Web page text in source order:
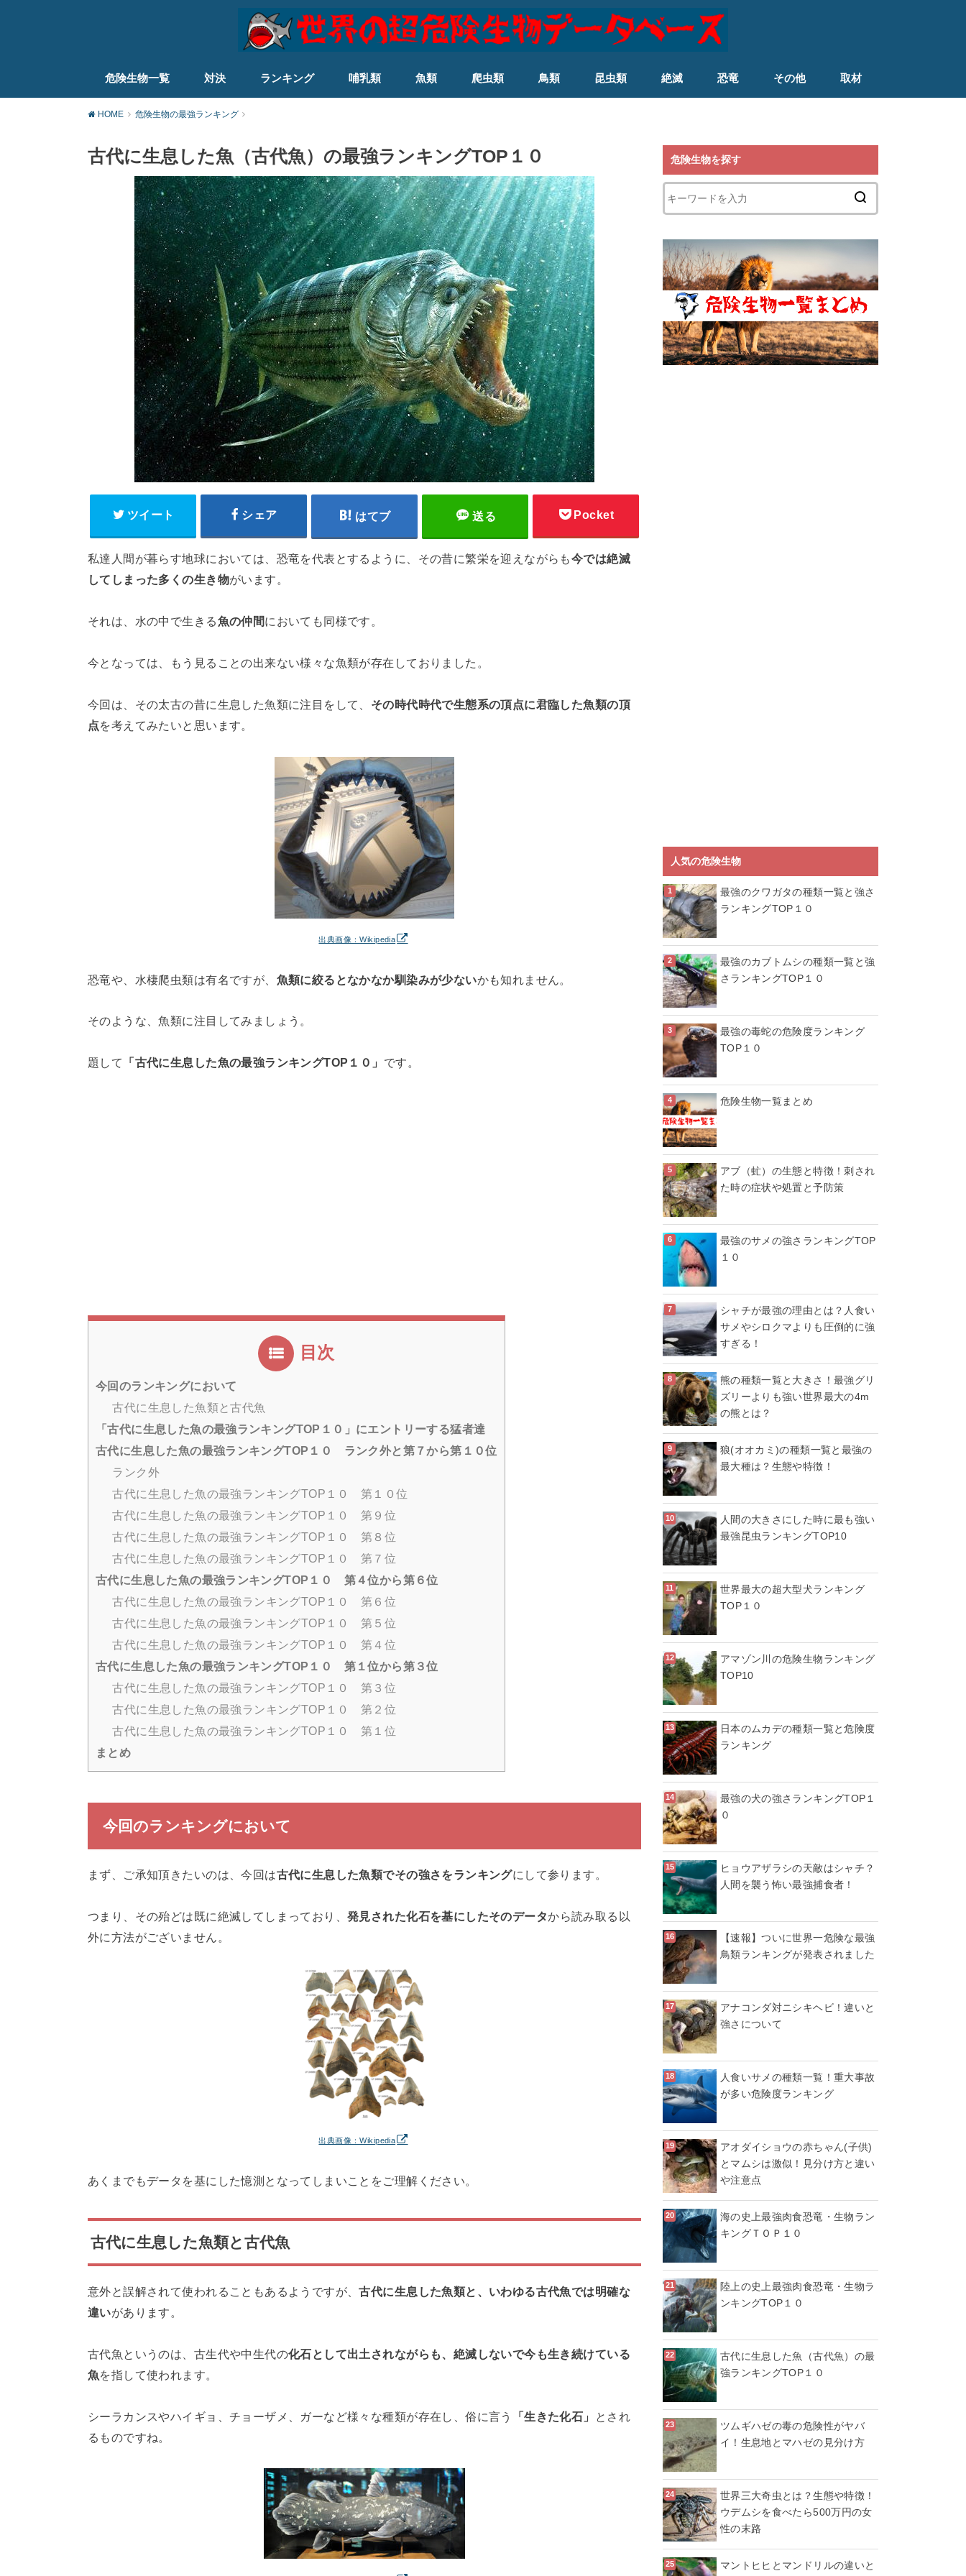
危険生物一覧 対決 ランキング 哺乳類 魚類 爬虫類 鳥類 昆虫類 絶滅 恐竜 その他 取材
HOME 危険生物の最強ランキング
古代に生息した魚（古代魚）の最強ランキングTOP１０
ツイート シェア はてブ 送る Pocket
私達人間が暮らす地球においては、恐竜を代表とするように、その昔に繁栄を迎えながらも今では絶滅
してしまった多くの生き物がいます。
それは、水の中で生きる魚の仲間においても同様です。
今となっては、もう見ることの出来ない様々な魚類が存在しておりました。
今回は、その太古の昔に生息した魚類に注目をして、 その時代時代で生態系の頂点に君臨した魚類の頂
点を考えてみたいと思います。
出典画像：Wikipedia
恐竜や、水棲爬虫類は有名ですが、 魚類に絞るとなかなか馴染みが少ないかも知れません。
そのような、魚類に注目してみましょう。
題して 「古代に生息した魚の最強ランキングTOP１０」 です。
目次
今回のランキングにおいて
古代に生息した魚類と古代魚
「古代に生息した魚の最強ランキングTOP１０」にエントリーする猛者達
古代に生息した魚の最強ランキングTOP１０ ランク外と第７から第１０位
ランク外
古代に生息した魚の最強ランキングTOP１０ 第１０位
古代に生息した魚の最強ランキングTOP１０ 第９位
古代に生息した魚の最強ランキングTOP１０ 第８位
古代に生息した魚の最強ランキングTOP１０ 第７位
古代に生息した魚の最強ランキングTOP１０ 第４位から第６位
古代に生息した魚の最強ランキングTOP１０ 第６位
古代に生息した魚の最強ランキングTOP１０ 第５位
古代に生息した魚の最強ランキングTOP１０ 第４位
古代に生息した魚の最強ランキングTOP１０ 第１位から第３位
古代に生息した魚の最強ランキングTOP１０ 第３位
古代に生息した魚の最強ランキングTOP１０ 第２位
古代に生息した魚の最強ランキングTOP１０ 第１位
まとめ
今回のランキングにおいて
まず、ご承知頂きたいのは、今回は古代に生息した魚類でその強さをランキングにして参ります。
つまり、その殆どは既に絶滅してしまっており、発見された化石を基にしたそのデータから読み取る以
外に方法がございません。
出典画像：Wikipedia
あくまでもデータを基にした憶測となってしまいことをご理解ください。
古代に生息した魚類と古代魚
意外と誤解されて使われることもあるようですが、古代に生息した魚類と、いわゆる古代魚では明確な
違いがあります。
古代魚というのは、古生代や中生代の化石として出土されながらも、絶滅しないで今も生き続けている
魚を指して使われます。
シーラカンスやハイギョ、チョーザメ、ガーなど様々な種類が存在し、俗に言う 「生きた化石」
とされ
るものですね。
危険生物を探す
人気の危険生物
最強のクワガタの種類一覧と強さ
ランキングTOP１０
最強のカブトムシの種類一覧と強
さランキングTOP１０
最強の毒蛇の危険度ランキング
TOP１０
危険生物一覧まとめ
アブ（虻）の生態と特徴！刺され
た時の症状や処置と予防策
最強のサメの強さランキングTOP
１０
シャチが最強の理由とは？人食い
サメやシロクマよりも圧倒的に強
すぎる！
熊の種類一覧と大きさ！最強グリ
ズリーよりも強い世界最大の4m
の熊とは？
狼(オオカミ)の種類一覧と最強の
最大種は？生態や特徴！
人間の大きさにした時に最も強い
最強昆虫ランキングTOP10
世界最大の超大型犬ランキング
TOP１０
アマゾン川の危険生物ランキング
TOP10
日本のムカデの種類一覧と危険度
ランキング
最強の犬の強さランキングTOP１
０
ヒョウアザラシの天敵はシャチ？
人間を襲う怖い最強捕食者！
【速報】ついに世界一危険な最強
鳥類ランキングが発表されました
アナコンダ対ニシキヘビ！違いと
強さについて
人食いサメの種類一覧！重大事故
が多い危険度ランキング
アオダイショウの赤ちゃん(子供)
とマムシは激似！見分け方と違い
や注意点
海の史上最強肉食恐竜・生物ラン
キングＴＯＰ１０
陸上の史上最強肉食恐竜・生物ラ
ンキングTOP１０
古代に生息した魚（古代魚）の最
強ランキングTOP１０
ツムギハゼの毒の危険性がヤバ
イ！生息地とマハゼの見分け方
世界三大奇虫とは？生態や特徴！
ウデムシを食べたら500万円の女
性の末路
マントヒヒとマンドリルの違いと